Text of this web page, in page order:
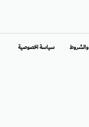
والشروط سياسة الخصوصية